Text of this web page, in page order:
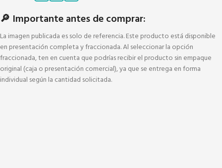
🔎 Importante antes de comprar:
La imagen publicada es solo de referencia. Este producto está disponible
en presentación completa y fraccionada. Al seleccionar la opción
fraccionada, ten en cuenta que podrías recibir el producto sin empaque
original (caja o presentación comercial), ya que se entrega en forma
individual según la cantidad solicitada.